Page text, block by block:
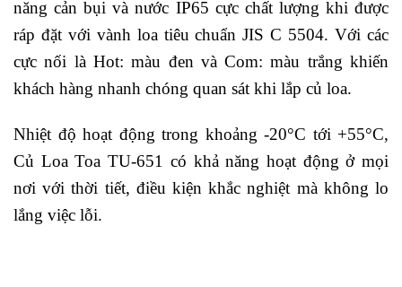
năng cản bụi và nước IP65 cực chất lượng khi được
ráp đặt với vành loa tiêu chuẩn JIS C 5504. Với các
cực nối là Hot: màu đen và Com: màu trắng khiến
khách hàng nhanh chóng quan sát khi lắp củ loa.
Nhiệt độ hoạt động trong khoảng -20°C tới +55°C,
Củ Loa Toa TU-651 có khả năng hoạt động ở mọi
nơi với thời tiết, điều kiện khắc nghiệt mà không lo
lắng việc lỗi.